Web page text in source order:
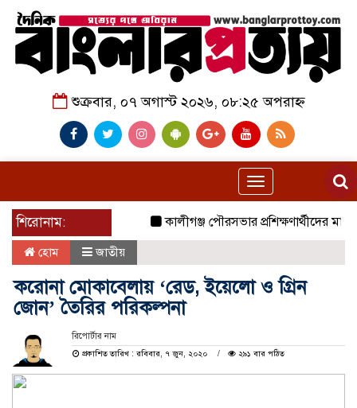
শুক্রবার, ০৭ অগাস্ট ২০২৬, ০৮:২৫ অপরাহ্ন
Toggle
navigation
শিরোনাম:
কালীগঞ্জ পৌরসভার প্রশিক্ষণার্থীদের মাঝে
হোম জাতীয়
করোনা মোকাবেলায় ‘রেড, ইয়েলো ও গ্রিন
জোন’ তৈরির পরিকল্পনা
রিপোর্টার নাম
প্রকাশিত তারিখ : রবিবার, ৭ জুন, ২০২০
২৯১ বার পঠিত